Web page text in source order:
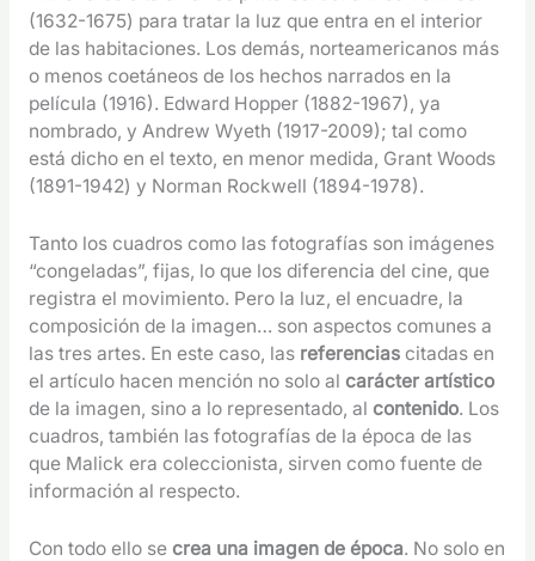
(1632-1675) para tratar la luz que entra en el interior
de las habitaciones. Los demás, norteamericanos más
o menos coetáneos de los hechos narrados en la
película (1916). Edward Hopper (1882-1967), ya
nombrado, y Andrew Wyeth (1917-2009); tal como
está dicho en el texto, en menor medida, Grant Woods
(1891-1942) y Norman Rockwell (1894-1978).
Tanto los cuadros como las fotografías son imágenes
“congeladas”, fijas, lo que los diferencia del cine, que
registra el movimiento. Pero la luz, el encuadre, la
composición de la imagen… son aspectos comunes a
las tres artes. En este caso, las referencias citadas en
el artículo hacen mención no solo al carácter artístico
de la imagen, sino a lo representado, al contenido. Los
cuadros, también las fotografías de la época de las
que Malick era coleccionista, sirven como fuente de
información al respecto.
Con todo ello se crea una imagen de época. No solo en